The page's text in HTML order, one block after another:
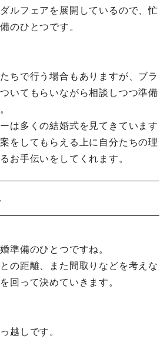
ルフェアを展開しているので、忙
のひとつです。
ちで行う場合もありますが、ブラ
いてもらいながら相談しつつ準備
は多くの結婚式を見てきています
をしてもらえる上に自分たちの理
お手伝いをしてくれます。
準備のひとつですね。
の距離、また間取りなどを考えな
回って決めていきます。
越しです。